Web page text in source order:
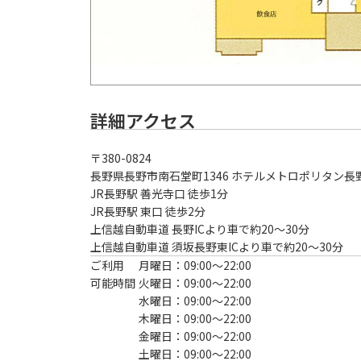
詳細アクセス
〒380-0824
長野県長野市南石堂町1346 ホテルメトロポリタン長
JR長野駅 善光寺口 徒歩1分
JR長野駅 東口 徒歩2分
上信越自動車道 長野ICより車で約20～30分
上信越自動車道 須坂長野東ICより車で約20～30分
ご利用
可能時間
月曜日：09:00〜22:00
火曜日：09:00〜22:00
水曜日：09:00〜22:00
木曜日：09:00〜22:00
金曜日：09:00〜22:00
土曜日：09:00〜22:00